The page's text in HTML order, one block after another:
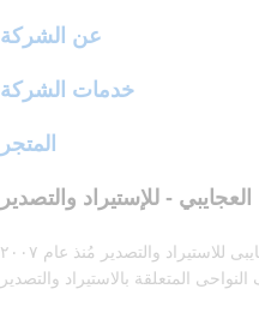
عن الشركة
خدمات الشركة
المتجر
العجايبي - للإستيراد والتصدير
والتصدير مُنذ عام ٢٠٠٧
المتعلقة بالاستيراد والتصدير